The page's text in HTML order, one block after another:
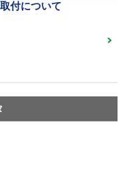
付について